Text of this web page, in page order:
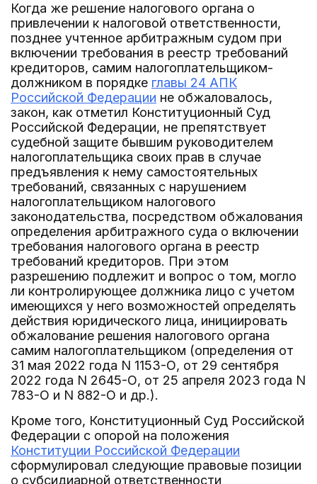
Когда же решение налогового органа о
привлечении к налоговой ответственности,
позднее учтенное арбитражным судом при
включении требования в реестр требований
кредиторов, самим налогоплательщиком-
должником в порядке главы 24 АПК
Российской Федерации не обжаловалось,
закон, как отметил Конституционный Суд
Российской Федерации, не препятствует
судебной защите бывшим руководителем
налогоплательщика своих прав в случае
предъявления к нему самостоятельных
требований, связанных с нарушением
налогоплательщиком налогового
законодательства, посредством обжалования
определения арбитражного суда о включении
требования налогового органа в реестр
требований кредиторов. При этом
разрешению подлежит и вопрос о том, могло
ли контролирующее должника лицо с учетом
имеющихся у него возможностей определять
действия юридического лица, инициировать
обжалование решения налогового органа
самим налогоплательщиком (определения от
31 мая 2022 года N 1153-О, от 29 сентября
2022 года N 2645-О, от 25 апреля 2023 года N
783-О и N 882-О и др.).
Кроме того, Конституционный Суд Российской
Федерации с опорой на положения
Конституции Российской Федерации
сформулировал следующие правовые позиции
о субсидиарной ответственности